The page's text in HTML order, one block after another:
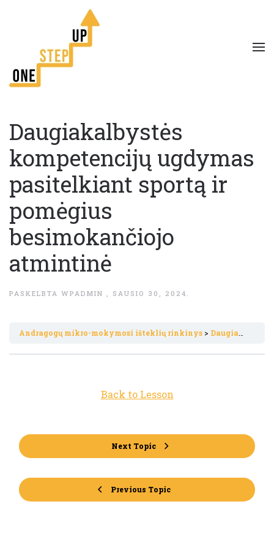
Daugiakalbystės
kompetencijų ugdymas
pasitelkiant sportą ir
pomėgius
besimokančiojo
atmintinė
PASKELBTA WPADMIN , SAUSIO 30, 2024 .
Andragogų mikro-mokymosi išteklių rinkinys Daugiakalbis
Previous Topic
Back to Lesson
Next Topic